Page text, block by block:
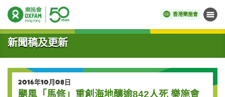
香港樂施會 目錄
開始主要內容
新聞稿及更新
2016年10月08日
颶風「馬修」重創海地釀逾842人死 樂施會